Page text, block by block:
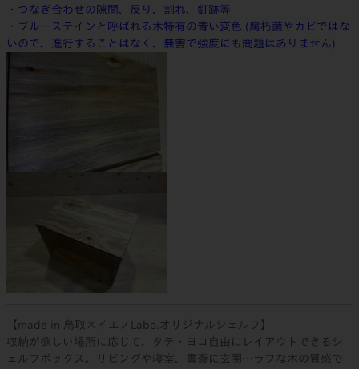
・つなぎ合わせの隙間、反り、割れ、釘跡等
・ブルーステインと呼ばれる木特有の青い変色 (腐朽菌やカビではな
いので、進行することはなく、無害で強度にも問題はありません)
【made in 鳥取×イエノLabo.オリジナルシェルフ】
収納が欲しい場所に応じて、タテ・ヨコ自由にレイアウトできるシ
ェルフボックス。リビングや寝室、書斎に玄関…ラフな木の質感で